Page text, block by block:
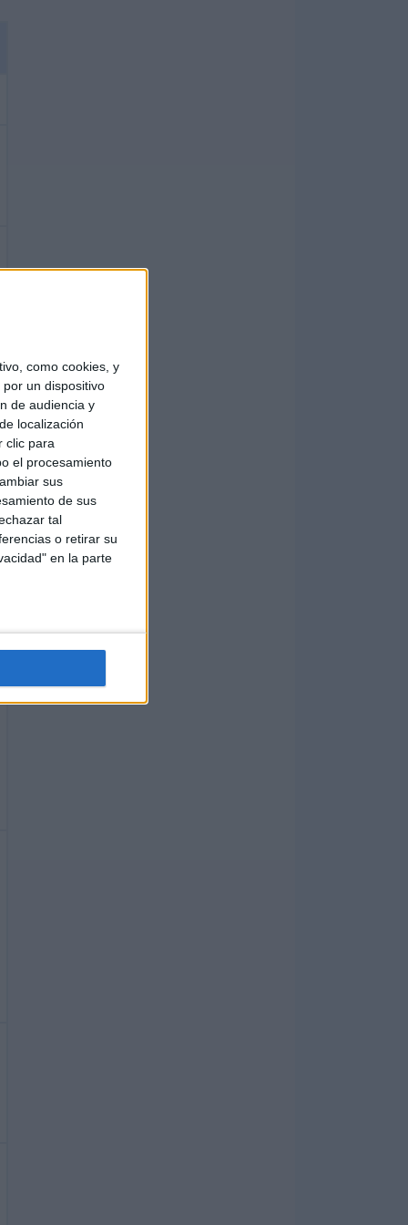
como cookies, y
un dispositivo
de audiencia y
localización
clic para
el procesamiento
sus
de sus
tal
o retirar su
en la parte